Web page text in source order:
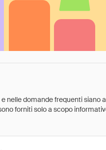
nelle domande frequenti
forniti solo a scopo